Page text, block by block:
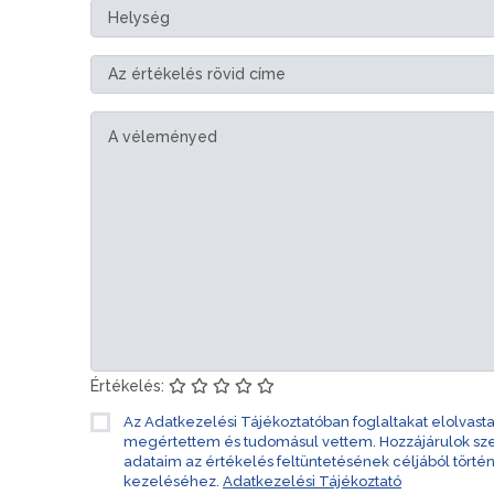
Értékelés:
Az Adatkezelési Tájékoztatóban foglaltakat
megértettem és tudomásul vettem. Hozzájárulok
adataim az értékelés feltüntetésének céljából
kezeléséhez. Adatkezelési Tájékoztató